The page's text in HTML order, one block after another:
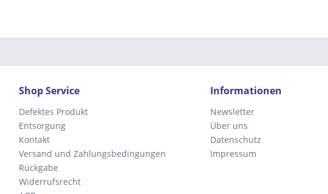
Shop Service
Defektes Produkt
Entsorgung
Kontakt
Versand und Zahlungsbedingungen
Rückgabe
Widerrufsrecht
Informationen
Newsletter
Über uns
Datenschutz
Impressum